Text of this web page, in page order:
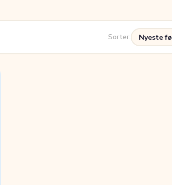
Sorter: